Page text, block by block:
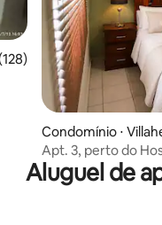
uma avaliação média de
Condomínio ⋅
Apt. 3, perto do
Faculdade de
Aluguel de